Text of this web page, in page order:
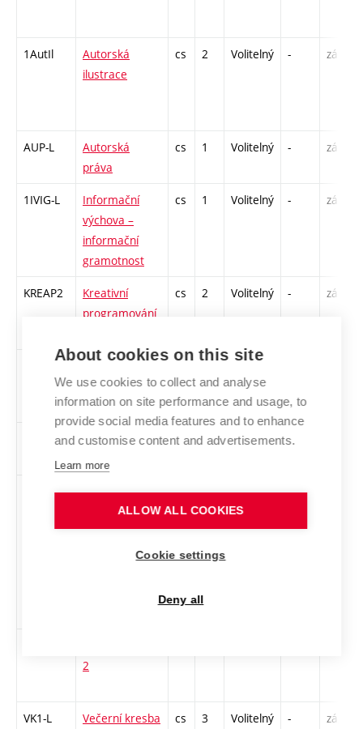
1AutIl
Autorská
ilustrace
cs 2 Volitelný - zá
AUP-L
Autorská
práva
cs 1 Volitelný - zá
1IVIG-L
Informační
výchova –
informační
gramotnost
cs 1 Volitelný - zá
KREAP2
Kreativní
programování
cs 2 Volitelný - zá
1MaUDe
Materialita a
udržitelnost v
designu
cs 2 Volitelný
1PeUM4
Performanční
cs 2 Volitelný -
MUUM
Textil jako
nástroj
společenských
cs 3 Volitelný -
2
VK1-L Večerní kresba cs 3 Volitelný - zá,zk
About cookies on this site
We use cookies to collect and analyse
information on site performance and usage, to
provide social media features and to enhance
and customise content and advertisements.
Learn more
ALLOW ALL COOKIES
Cookie settings
Deny all